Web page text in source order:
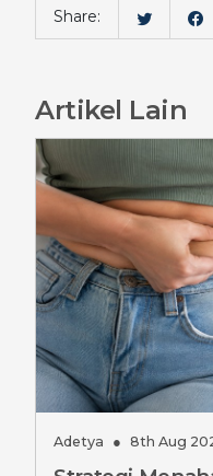
Share:
Artikel Lain
Adetya ● 8th Aug